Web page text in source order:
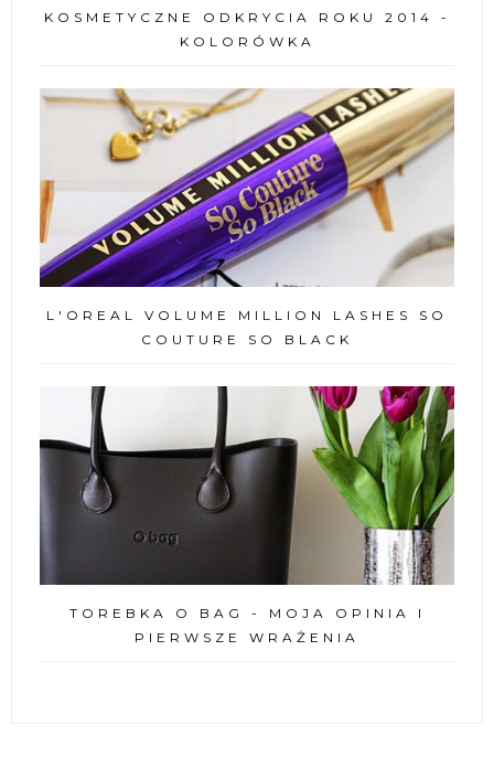
KOSMETYCZNE ODKRYCIA ROKU 2014 -
KOLORÓWKA
L'OREAL VOLUME MILLION LASHES SO
COUTURE SO BLACK
TOREBKA O BAG - MOJA OPINIA I
PIERWSZE WRAŻENIA